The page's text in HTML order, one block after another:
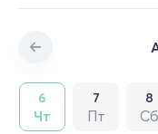
6
Чт
7
Пт
8
Сб